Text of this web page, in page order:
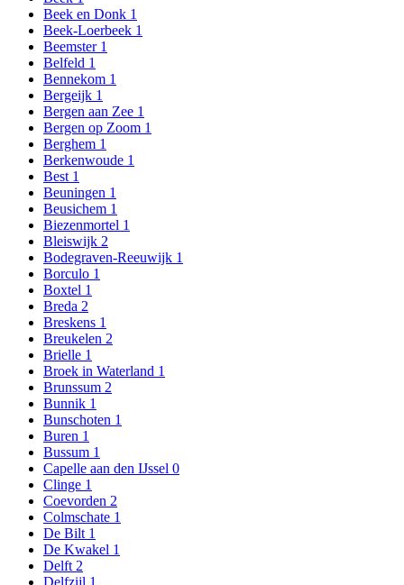
Beek en Donk 1
Beek-Loerbeek 1
Beemster 1
Belfeld 1
Bennekom 1
Bergeijk 1
Bergen aan Zee 1
Bergen op Zoom 1
Berghem 1
Berkenwoude 1
Best 1
Beuningen 1
Beusichem 1
Biezenmortel 1
Bleiswijk 2
Bodegraven-Reeuwijk 1
Borculo 1
Boxtel 1
Breda 2
Breskens 1
Breukelen 2
Brielle 1
Broek in Waterland 1
Brunssum 2
Bunnik 1
Bunschoten 1
Buren 1
Bussum 1
Capelle aan den IJssel 0
Clinge 1
Coevorden 2
Colmschate 1
De Bilt 1
De Kwakel 1
Delft 2
Delfzijl 1